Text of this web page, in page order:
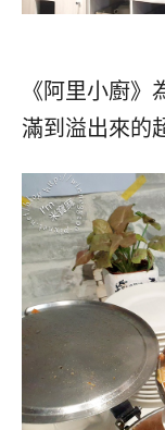
《阿里小廚
滿到溢出來的